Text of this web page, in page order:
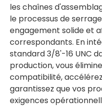
les chaînes
le processus de
engagement solide et
correspondants. En
standard 3/8'-16 UNC
production, vous
compatibilité,
garantissez que vos
exigences